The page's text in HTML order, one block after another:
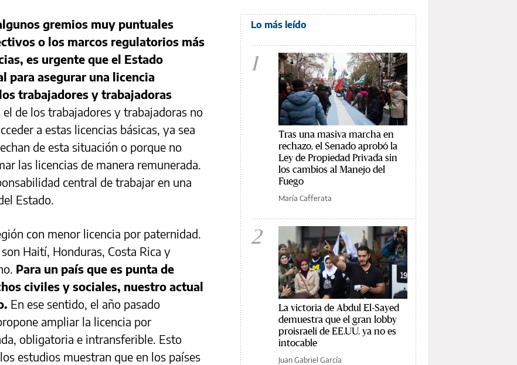
gremios muy puntuales
o los marcos regulatorios más
es urgente que el Estado
para asegurar una licencia
trabajadores y trabajadoras
de los trabajadores y trabajadoras no
a estas licencias básicas, ya sea
de esta situación o porque no
las licencias de manera remunerada.
central de trabajar en una
Estado.
con menor licencia por paternidad.
Haití, Honduras, Costa Rica y
Para un país que es punta de
civiles y sociales, nuestro actual
En ese sentido, el año pasado
ampliar la licencia por
obligatoria e intransferible. Esto
estudios muestran que en los países
Lo más leído
1
Tras una masiva marcha en
rechazo, el Senado aprobó la
Ley de Propiedad Privada sin
los cambios al Manejo del
Fuego
María Cafferata
2
La victoria de Abdul El-Sayed
demuestra que el gran lobby
proisraelí de EE.UU. ya no es
intocable
Juan Gabriel García